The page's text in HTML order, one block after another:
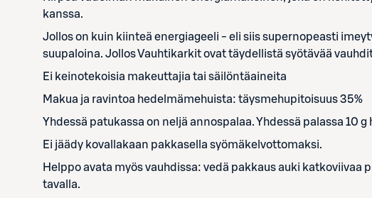
kanssa.
Jollos on kuin kiinteä energiageeli - eli siis supernopeasti
suupaloina. Jollos Vauhtikarkit ovat täydellistä syötävää
Ei keinotekoisia makeuttajia tai säilöntäaineita
Makua ja ravintoa hedelmämehuista: täysmehupitoisuus 35%
Yhdessä patukassa on neljä annospalaa. Yhdessä palassa 10
Ei jäädy kovallakaan pakkasella syömäkelvottomaksi.
Helppo avata myös vauhdissa: vedä pakkaus auki katkoviivaa
tavalla.